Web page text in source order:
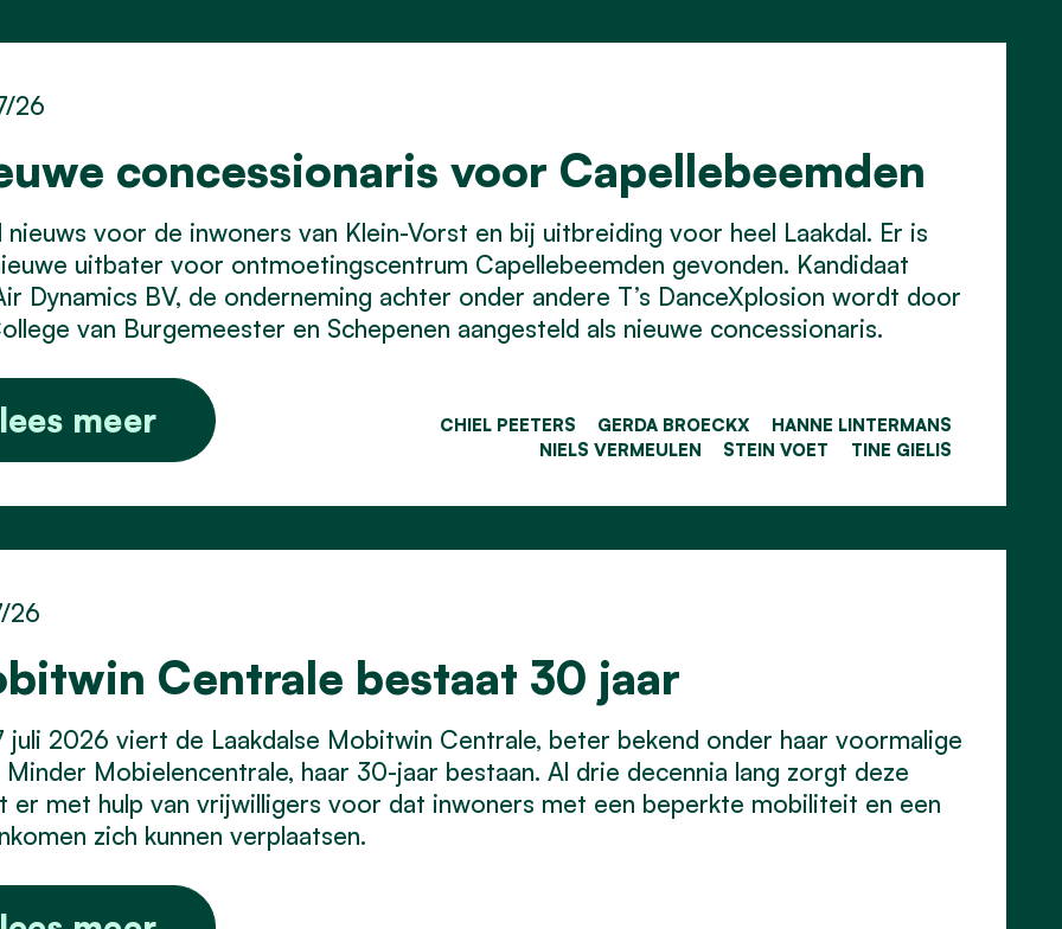
concessionaris voor Capellebeemden
26
nieuws voor de inwoners van Klein-Vorst en bij uitbreiding voor heel Laakdal. Er is
uitbater voor ontmoetingscentrum Capellebeemden gevonden. Kandidaat
Dynamics BV, de onderneming achter onder andere T’s DanceXplosion wordt door
van Burgemeester en Schepenen aangesteld als nieuwe concessionaris.
lees meer CHIEL PEETERS GERDA BROECKX
HANNE LINTERMANS
NIELS VERMEULEN
STEIN VOET TINE GIELIS
Centrale bestaat 30 jaar
26
juli 2026 viert de Laakdalse Mobitwin Centrale, beter bekend onder haar voormalige
Minder Mobielencentrale, haar 30-jaar bestaan. Al drie decennia lang zorgt deze
er met hulp van vrijwilligers voor dat inwoners met een beperkte mobiliteit en een
zich kunnen verplaatsen.